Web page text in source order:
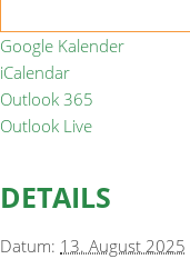
Google Kalender
iCalendar
Outlook 365
Outlook Live
DETAILS
Datum: 13. August 2025